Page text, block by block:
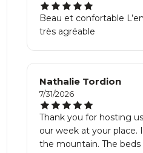
Beau et confortable L’environnement est
très agréable
Nathalie Tordion
7/31/2026
Thank you for hosting
our week at your place.
the mountain. The